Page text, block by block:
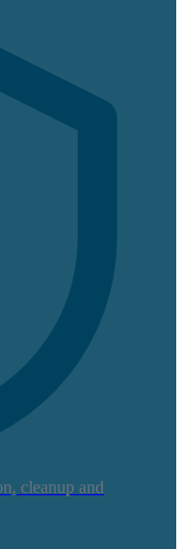
cleanup and